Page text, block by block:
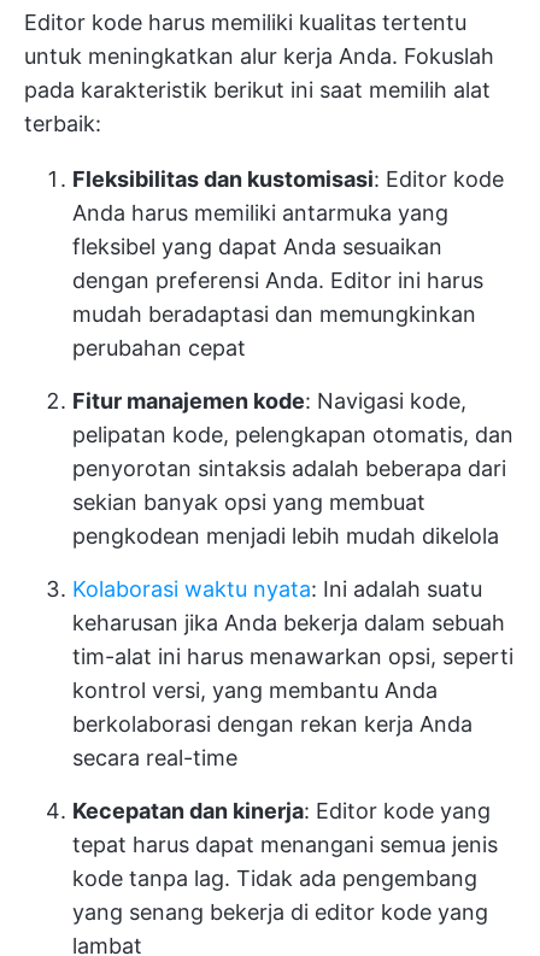
Editor kode harus memiliki kualitas tertentu
untuk meningkatkan alur kerja Anda. Fokuslah
pada karakteristik berikut ini saat memilih alat
terbaik:
Fleksibilitas dan kustomisasi: Editor kode
Anda harus memiliki antarmuka yang
fleksibel yang dapat Anda sesuaikan
dengan preferensi Anda. Editor ini harus
mudah beradaptasi dan memungkinkan
perubahan cepat
Fitur manajemen kode: Navigasi kode,
pelipatan kode, pelengkapan otomatis, dan
penyorotan sintaksis adalah beberapa dari
sekian banyak opsi yang membuat
pengkodean menjadi lebih mudah dikelola
Kolaborasi waktu nyata: Ini adalah suatu
keharusan jika Anda bekerja dalam sebuah
tim-alat ini harus menawarkan opsi, seperti
kontrol versi, yang membantu Anda
berkolaborasi dengan rekan kerja Anda
secara real-time
Kecepatan dan kinerja: Editor kode yang
tepat harus dapat menangani semua jenis
kode tanpa lag. Tidak ada pengembang
yang senang bekerja di editor kode yang
lambat